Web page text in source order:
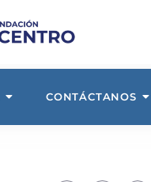
CONTÁCTANOS